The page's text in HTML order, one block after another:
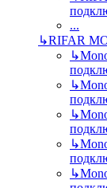
...
↳RIFAR
↳
↳
↳
↳
↳